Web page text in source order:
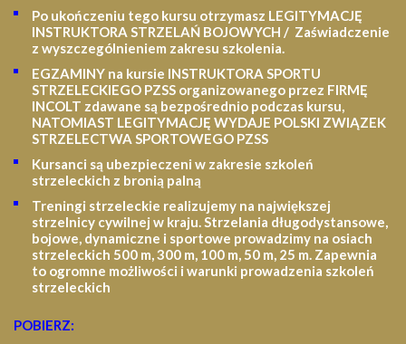
Po ukończeniu tego kursu otrzymasz LEGITYMACJĘ
INSTRUKTORA STRZELAŃ BOJOWYCH / Zaświadczenie
z wyszczególnieniem zakresu szkolenia.
EGZAMINY na kursie INSTRUKTORA SPORTU
STRZELECKIEGO PZSS organizowanego przez FIRMĘ
INCOLT zdawane są bezpośrednio podczas kursu,
NATOMIAST LEGITYMACJĘ WYDAJE POLSKI ZWIĄZEK
STRZELECTWA SPORTOWEGO PZSS
Kursanci są ubezpieczeni w zakresie szkoleń
strzeleckich z bronią palną
Treningi strzeleckie realizujemy na największej
strzelnicy cywilnej w kraju. Strzelania długodystansowe,
bojowe, dynamiczne i sportowe prowadzimy na osiach
strzeleckich 500 m, 300 m, 100 m, 50 m, 25 m. Zapewnia
to ogromne możliwości i warunki prowadzenia szkoleń
strzeleckich
POBIERZ: